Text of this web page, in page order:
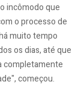
incômodo que
o processo de
muito tempo
os dias, até que
completamente
começou.